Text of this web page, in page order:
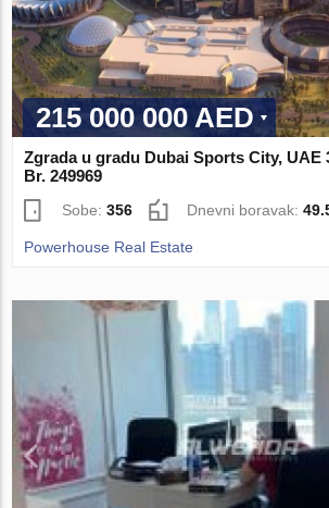
215 000 000 AED
Zgrada u gradu Dubai Sports City, UAE
Br. 249969
Sobe:356 Dnevni boravak:
Powerhouse Real Estate